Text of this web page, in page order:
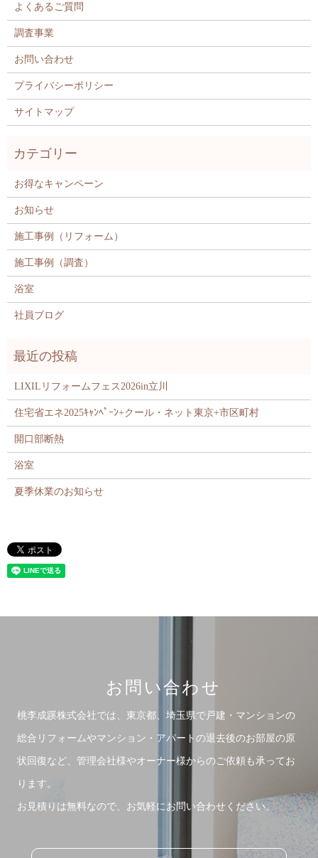
よくあるご質問
調査事業
お問い合わせ
プライバシーポリシー
サイトマップ
お得なキャンペーン
お知らせ
施工事例（リフォーム）
施工事例（調査）
浴室
社員ブログ
LIXILリフォームフェス2026in立川
住宅省エネ2025ｷｬﾝﾍﾟｰﾝ+クール・ネット東京+市区町村
開口部断熱
浴室
夏季休業のお知らせ
お問い合わせ
桃李成蹊株式会社では、東京都、埼玉県で戸建・マンションの
総合リフォームやマンション・アパートの退去後のお部屋の原
状回復など、管理会社様やオーナー様からのご依頼も承ってお
ります。
お見積りは無料なので、お気軽にお問い合わせください。